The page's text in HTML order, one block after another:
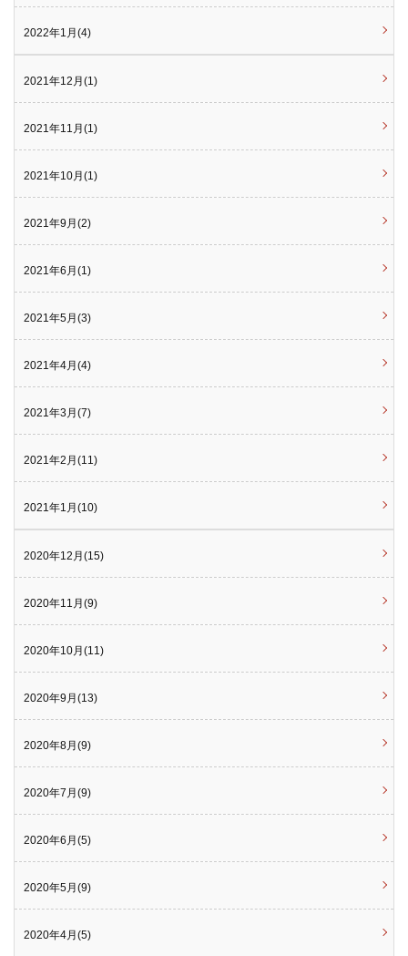
2022年1月(4)
2021年12月(1)
2021年11月(1)
2021年10月(1)
2021年9月(2)
2021年6月(1)
2021年5月(3)
2021年4月(4)
2021年3月(7)
2021年2月(11)
2021年1月(10)
2020年12月(15)
2020年11月(9)
2020年10月(11)
2020年9月(13)
2020年8月(9)
2020年7月(9)
2020年6月(5)
2020年5月(9)
2020年4月(5)